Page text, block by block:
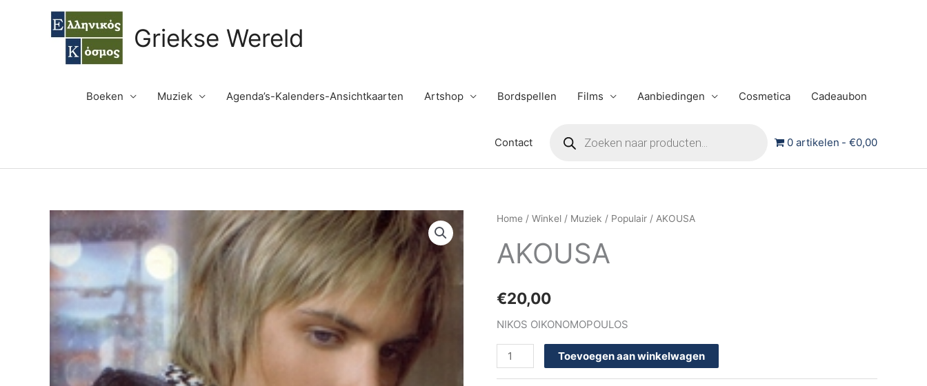
Griekse Wereld
Boeken Muziek Agenda’s-Kalenders-Ansichtkaarten Artshop Bordspellen Films Aanbiedingen Cosmetica Cadeaubon
Contact 0 artikelen €0,00
Home / Winkel / Muziek / Populair / AKOUSA
AKOUSA
€20,00
NIKOS OIKONOMOPOULOS
AKOUSA
Toevoegen aan winkelwagen